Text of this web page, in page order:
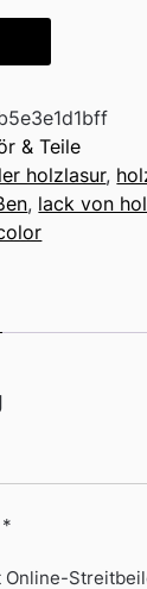
& Teile
holzlasur,
, lack von
Online-